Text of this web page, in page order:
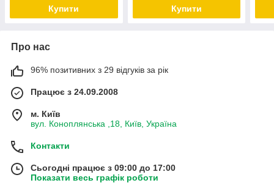
Купити Купити
Про нас
96% позитивних з 29 відгуків за рік
Працює з 24.09.2008
м. Київ
вул. Коноплянська ,18, Київ, Україна
Контакти
Сьогодні працює з 09:00 до 17:00
Показати весь графік роботи